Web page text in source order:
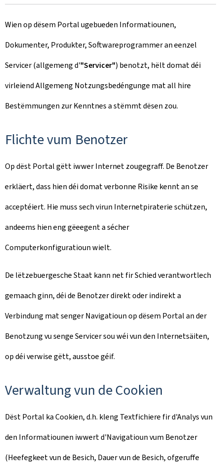
Wien op dësem Portal ugebueden Informatiounen,
Dokumenter, Produkter, Softwareprogrammer an eenzel
Servicer (allgemeng d'"Servicer") benotzt, hëlt domat déi
virleiend Allgemeng Notzungsbedéngunge mat all hire
Bestëmmungen zur Kenntnes a stëmmt dësen zou.
Flichte vum Benotzer
Op dëst Portal gëtt iwwer Internet zougegraff. De Benotzer
erkläert, dass hien déi domat verbonne Risike kennt an se
acceptéiert. Hie muss sech virun Internetpiraterie schützen,
andeems hien eng gëeegent a sécher
Computerkonfiguratioun wielt.
De lëtzebuergesche Staat kann net fir Schied verantwortlech
gemaach ginn, déi de Benotzer direkt oder indirekt a
Verbindung mat senger Navigatioun op dësem Portal an der
Benotzung vu senge Servicer sou wéi vun den Internetsäiten,
op déi verwise gëtt, ausstoe géif.
Verwaltung vun de Cookien
Dëst Portal ka Cookien, d.h. kleng Textfichiere fir d'Analys vun
den Informatiounen iwwert d'Navigatioun vum Benotzer
(Heefegkeet vun de Besich, Dauer vun de Besich, ofgeruffe